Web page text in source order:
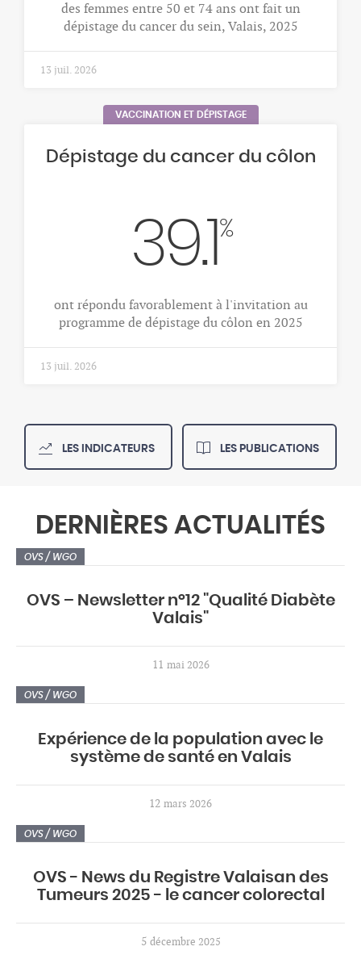
des femmes entre 50 et 74 ans ont fait un
dépistage du cancer du sein, Valais, 2025
13 juil. 2026
VACCINATION ET DÉPISTAGE
Dépistage du cancer du côlon
39.1 %
ont répondu favorablement à l'invitation au
programme de dépistage du côlon en 2025
13 juil. 2026
LES INDICATEURS LES PUBLICATIONS
DERNIÈRES ACTUALITÉS
OVS / WGO
OVS – Newsletter n°12 "Qualité Diabète
Valais"
11 mai 2026
OVS / WGO
Expérience de la population avec le
système de santé en Valais
12 mars 2026
OVS / WGO
OVS - News du Registre Valaisan des
Tumeurs 2025 - le cancer colorectal
5 décembre 2025